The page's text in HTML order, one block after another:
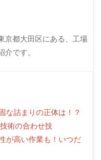
京都大田区にある、工場
です。
な詰まりの正体は！？
術の合わせ技
が高い作業も！いつだ